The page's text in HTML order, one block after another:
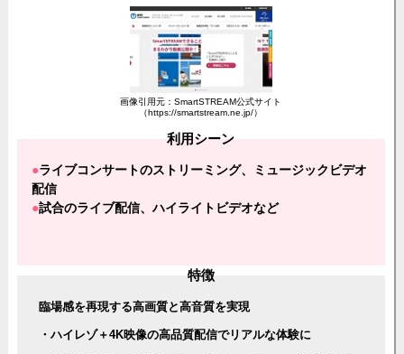
画像引用元：SmartSTREAM公式サイト
（https://smartstream.ne.jp/）
利用シーン
ライブコンサートのストリーミング、ミュージックビデオ
配信
試合のライブ配信、ハイライトビデオなど
特徴
臨場感を再現する高画質と高音質を実現
・ハイレゾ＋4K映像の高品質配信でリアルな体験に